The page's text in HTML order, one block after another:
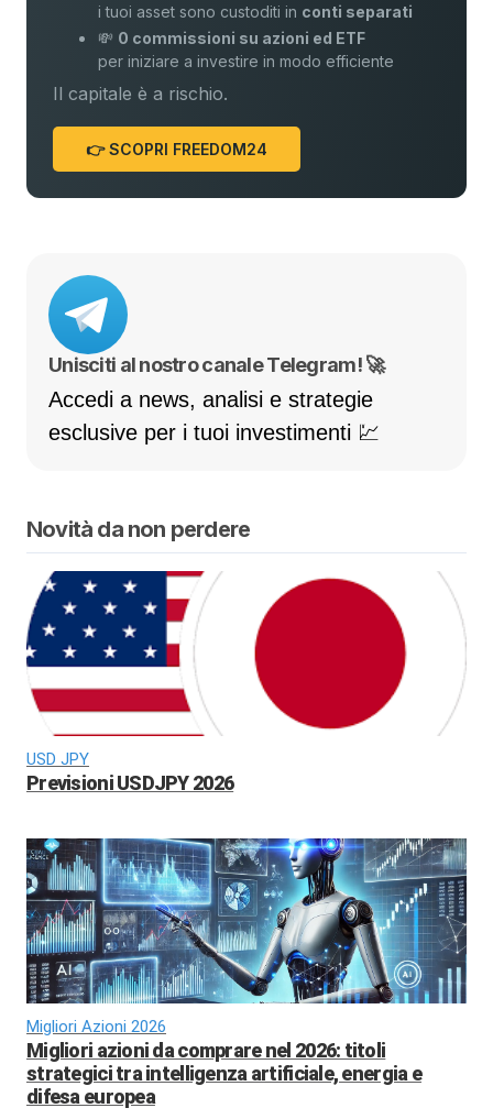
i tuoi asset sono custoditi in conti separati
💸 0 commissioni su azioni ed ETF
per iniziare a investire in modo efficiente
Il capitale è a rischio.
👉 SCOPRI FREEDOM24
Unisciti al nostro canale Telegram! 🚀
Accedi a news, analisi e strategie
esclusive per i tuoi investimenti 💹
Novità da non perdere
USD JPY
Previsioni USDJPY 2026
Migliori Azioni 2026
Migliori azioni da comprare nel 2026: titoli
strategici tra intelligenza artificiale, energia e
difesa europea